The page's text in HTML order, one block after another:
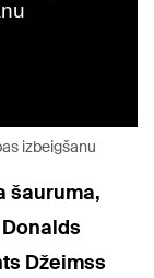
izbeigšanu
šauruma,
Džeimss